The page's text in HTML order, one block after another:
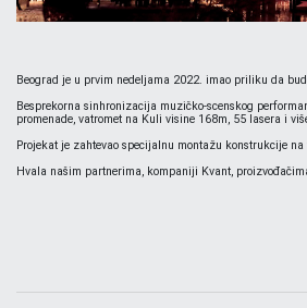
Beograd je u prvim nedeljama 2022. imao priliku da
Besprekorna sinhronizacija muzičko-scenskog
promenade, vatromet na Kuli visine 168m, 55 lasera i
Projekat je zahtevao specijalnu montažu konstrukcije
Hvala našim partnerima, kompaniji Kvant,